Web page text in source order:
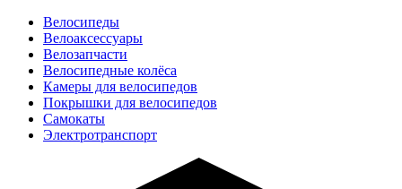
Велосипеды
Велоаксессуары
Велозапчасти
Велосипедные колёса
Камеры для велосипедов
Покрышки для велосипедов
Самокаты
Электротранспорт